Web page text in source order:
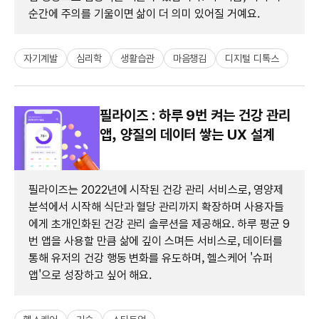
순간에 주의를 기울이면 삶이 더 의미 있어질 거예요.
자기계발 심리학 생활습관 마음챙김 디지털 디톡스
필라이즈 : 하루 9번 켜는 건강 관리
앱, 양질의 데이터 쌓는 UX 설계
필라이즈는 2022년에 시작된 건강 관리 서비스로, 영양제
분석에서 시작해 식단과 혈당 관리까지 확장하며 사용자들
에게 초개인화된 건강 관리 솔루션을 제공해요. 하루 평균 9
번 앱을 사용할 만큼 삶에 깊이 스며든 서비스로, 데이터를
통해 유저의 건강 행동 변화를 유도하며, 헬스케어 '슈퍼
앱'으로 성장하고 싶어 해요.